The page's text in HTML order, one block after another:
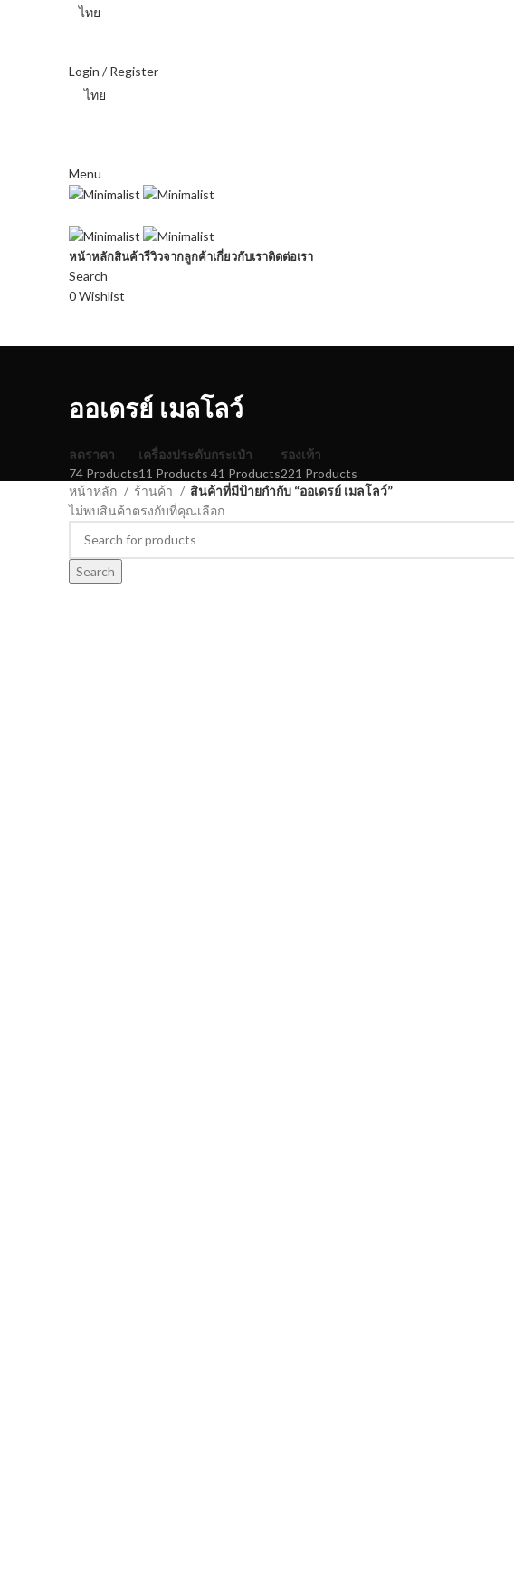
ไทย
Login / Register
ไทย
Menu
หน้าหลักสินค้ารีวิวจากลูกค้าเกี่ยวกับเราติดต่อเรา
Search
0Wishlist
ออเดรย์ เมลโลว์
ลดราคา
74 Products
เครื่องประดับ
11 Products
กระเป๋า
41 Products
รองเท้า
221 Products
หน้าหลัก
ร้านค้า
สินค้าที่มีป้ายกำกับ “ออเดรย์ เมลโลว์”
ไม่พบสินค้าตรงกับที่คุณเลือก
Search